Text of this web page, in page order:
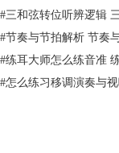
2.若您有学校账户。
#三和弦转位听辨逻辑
#节奏与节拍解析 节奏
#练耳大师怎么练音准
#怎么练习移调演奏与